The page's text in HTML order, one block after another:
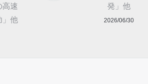
高速
」他
発」他
2026/06/30